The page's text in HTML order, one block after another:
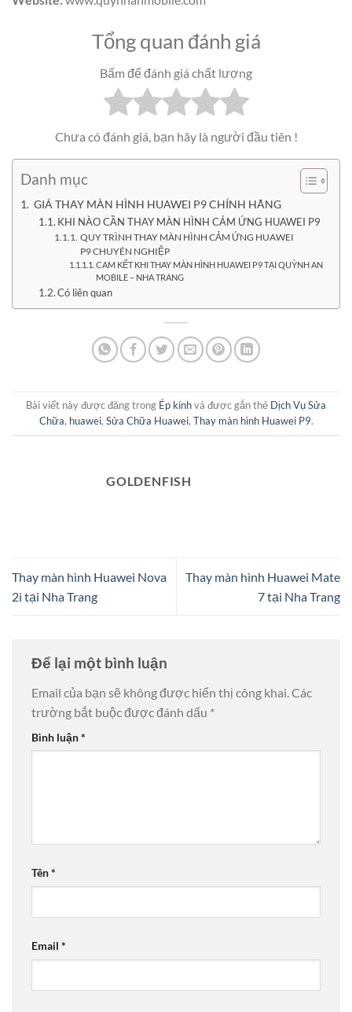
Tổng quan đánh giá
Bấm để đánh giá chất lượng
Chưa có đánh giá, bạn hãy là người đầu tiên !
Danh mục
GIÁ THAY MÀN HÌNH HUAWEI P9 CHÍNH HÃNG
KHI NÀO CẦN THAY MÀN HÌNH CẢM ỨNG HUAWEI P9
QUY TRÌNH THAY MÀN HÌNH CẢM ỨNG HUAWEI
P9 CHUYÊN NGHIỆP
CAM KẾT KHI THAY MÀN HÌNH HUAWEI P9 TẠI QUỲNH AN
MOBILE – NHA TRANG
Có liên quan
Bài viết này được đăng trong Ép kínhvà được gắn thẻ Dịch Vụ Sửa
Chữa, huawei, Sửa Chữa Huawei, Thay màn hình Huawei P9.
GOLDENFISH
Thay màn hình Huawei Nova
2i tại Nha Trang
Thay màn hình Huawei Mate
7 tại Nha Trang
Để lại một bình luận
Email của bạn sẽ không được hiển thị công khai. Các
trường bắt buộc được đánh dấu *
Bình luận*
Tên*
Email *